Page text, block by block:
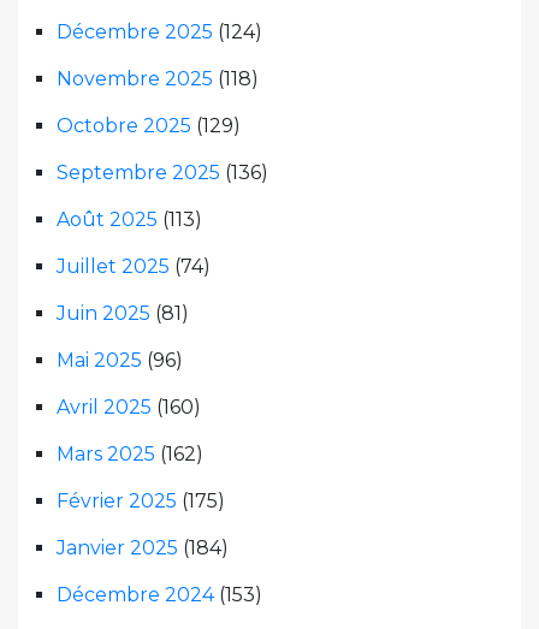
Décembre 2025 (124)
Novembre 2025 (118)
Octobre 2025 (129)
Septembre 2025 (136)
Août 2025 (113)
Juillet 2025 (74)
Juin 2025 (81)
Mai 2025 (96)
Avril 2025 (160)
Mars 2025 (162)
Février 2025 (175)
Janvier 2025 (184)
Décembre 2024(153)